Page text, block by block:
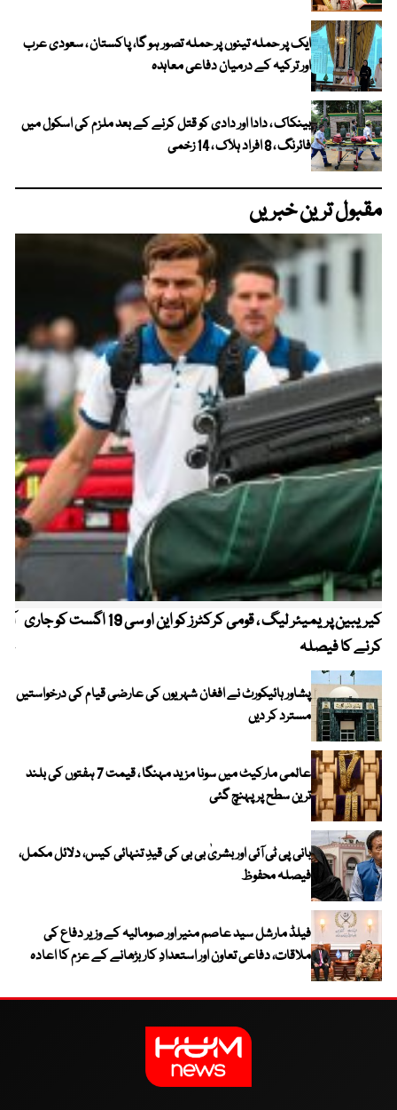
ایک پر حملہ تینوں پر حملہ تصور ہو گا، پاکستان ، سعودی عرب
اور ترکیہ کے درمیان دفاعی معاہدہ
بینکاک ، دادا اور دادی کو قتل کرنے کے بعد ملزم کی اسکول میں
فائرنگ ، 8 افراد ہلاک ، 14 زخمی
مقبول ترین خبریں
کیریبین پریمیئر لیگ ، قومی کرکٹرز کو این او سی 19 اگست کو جاری
کرنے کا فیصلہ
پشاور ہائیکورٹ نے افغان شہریوں کی عارضی قیام کی درخواستیں
مسترد کر دیں
عالمی مارکیٹ میں سونا مزید مہنگا ، قیمت 7 ہفتوں کی بلند
ترین سطح پر پہنچ گئی
بانی پی ٹی آئی اور بشریٰ بی بی کی قیدِ تنہائی کیس، دلائل مکمل،
فیصلہ محفوظ
فیلڈ مارشل سید عاصم منیر اور صومالیہ کے وزیر دفاع کی
ملاقات، دفاعی تعاون اور استعدادِ کار بڑھانے کے عزم کا اعادہ